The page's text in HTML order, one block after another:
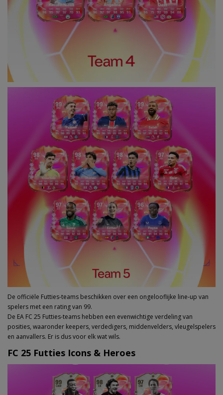
De officiële Futties-teams beschikken over een ongelooflijke line-up van
spelers met een rating van 99.
De EA FC 25 Futties-teams hebben een evenwichtige verdeling van
posities, waaronder keepers, verdedigers, middenvelders, vleugelspelers
en aanvallers. Er is dus voor elk wat wils.
FC 25 Futties Icons & Heroes